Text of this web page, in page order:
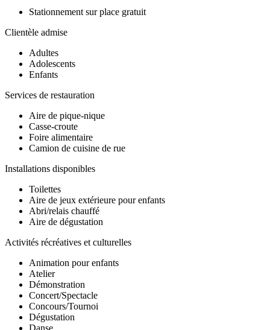
Stationnement sur place gratuit
Clientèle admise
Adultes
Adolescents
Enfants
Services de restauration
Aire de pique-nique
Casse-croute
Foire alimentaire
Camion de cuisine de rue
Installations disponibles
Toilettes
Aire de jeux extérieure pour enfants
Abri/relais chauffé
Aire de dégustation
Activités récréatives et culturelles
Animation pour enfants
Atelier
Démonstration
Concert/Spectacle
Concours/Tournoi
Dégustation